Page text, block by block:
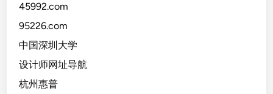
45992.com
95226.com
中国深圳大学
设计师网址导航
杭州惠普